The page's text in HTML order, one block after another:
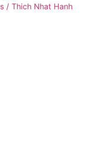
/ Thich Nhat Hanh